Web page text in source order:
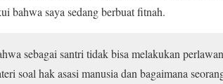
bahwa saya sedang berbuat fitnah.
sebagai santri tidak bisa melakukan
soal hak asasi manusia dan bagaimana